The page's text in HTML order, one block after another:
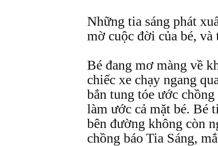
Những tia sáng phát
mờ cuộc đời của bé, và
Bé đang mơ màng về
chiếc xe chạy ngang
bắn tung tóe ước
làm ước cả mặt bé. Bé
bên đường không còn
chồng báo Tia Sáng,